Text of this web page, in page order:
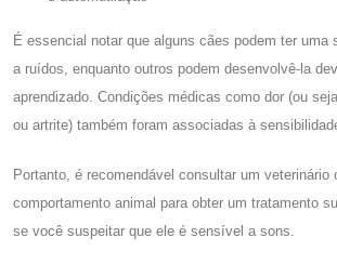
É essencial notar que alguns cães podem ter uma
a ruídos, enquanto outros podem desenvolvê-la
aprendizado. Condições médicas como dor (ou
ou artrite) também foram associadas à
Portanto, é recomendável consultar um veterinário
comportamento animal para obter um tratamento
se você suspeitar que ele é sensível a sons.